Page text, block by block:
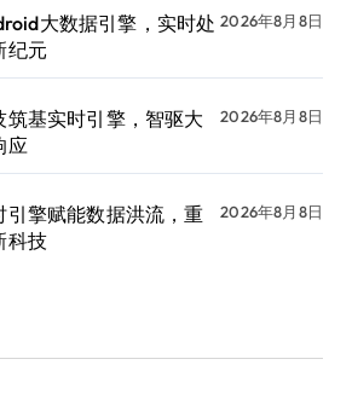
大数据引擎，实时处
纪元
2026年8月8日
筑基实时引擎，智驱大
应
2026年8月8日
引擎赋能数据洪流，重
科技
2026年8月8日